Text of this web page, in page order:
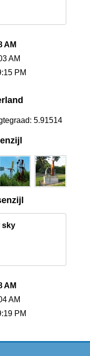
AM
AM
PM
5.91514
sky
AM
AM
PM